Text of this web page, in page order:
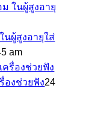
นผู้สูงอายุใส่
am
องช่วยฟัง24